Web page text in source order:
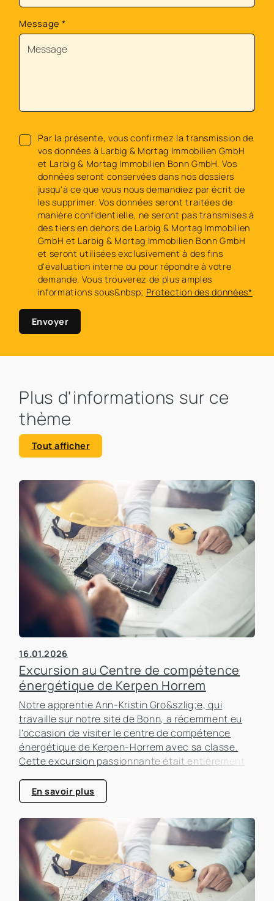
Message *
Par la présente, vous confirmez la transmission de
vos données à Larbig & Mortag Immobilien GmbH
et Larbig & Mortag Immobilien Bonn GmbH. Vos
données seront conservées dans nos dossiers
jusqu'à ce que vous nous demandiez par écrit de
les supprimer. Vos données seront traitées de
manière confidentielle, ne seront pas transmises à
des tiers en dehors de Larbig & Mortag Immobilien
GmbH et Larbig & Mortag Immobilien Bonn GmbH
et seront utilisées exclusivement à des fins
d'évaluation interne ou pour répondre à votre
demande. Vous trouverez de plus amples
informations sous&nbsp; Protection des données*
Envoyer
Plus d'informations sur ce
thème
Tout afficher
16.01.2026
Excursion au Centre de compétence
énergétique de Kerpen Horrem
Notre apprentie Ann-Kristin Gro&szlig;e, qui
travaille sur notre site de Bonn, a récemment eu
l'occasion de visiter le centre de compétence
énergétique de Kerpen-Horrem avec sa classe.
Cette excursion passionnante était entièrement
bâtiments, un sujet qui prend de plus en plus
d'importance dans le secteur immobilier.
En savoir plus